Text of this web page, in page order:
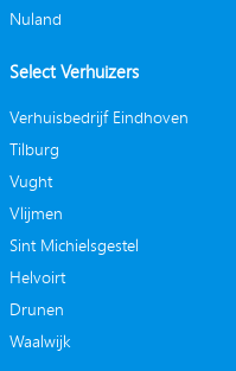
Nuland
Select Verhuizers
Verhuisbedrijf Eindhoven
Tilburg
Vught
Vlijmen
Sint Michielsgestel
Helvoirt
Drunen
Waalwijk